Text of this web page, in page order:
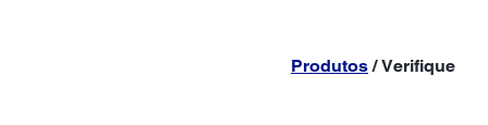
Produtos/ Verifique